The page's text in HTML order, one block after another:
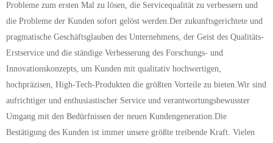
Probleme zum ersten Mal zu lösen, die Servicequalität zu verbessern und
die Probleme der Kunden sofort gelöst werden.Der zukunftsgerichtete und
pragmatische Geschäftsglauben des Unternehmens, der Geist des Qualitäts-
Erstservice und die ständige Verbesserung des Forschungs- und
Innovationskonzepts, um Kunden mit qualitativ hochwertigen,
hochpräzisen, High-Tech-Produkten die größten Vorteile zu bieten.Wir sind
aufrichtiger und enthusiastischer Service und verantwortungsbewusster
Umgang mit den Bedürfnissen der neuen Kundengeneration.Die
Bestätigung des Kunden ist immer unsere größte treibende Kraft. Vielen